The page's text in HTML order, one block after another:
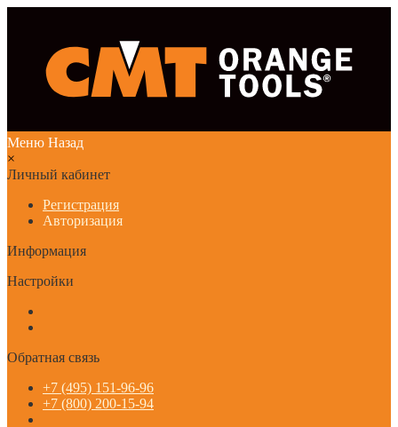
Меню Назад
×
Личный кабинет
Регистрация
Авторизация
Информация
Настройки
Обратная связь
+7 (495) 151-96-96
+7 (800) 200-15-94